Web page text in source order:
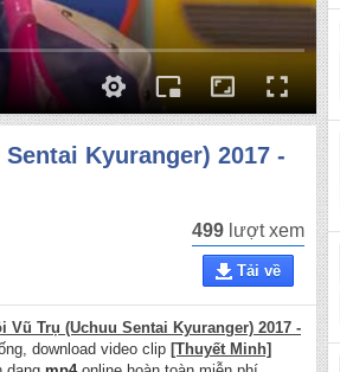
Kyuranger) 2017 -
499 lượt xem
Tải về
Vũ Trụ (Uchuu Sentai Kyuranger) 2017 -
download video clip [Thuyết Minh]